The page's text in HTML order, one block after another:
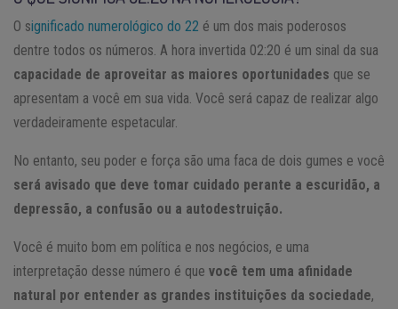
O significado numerológico do 22 é um dos mais poderosos
dentre todos os números. A hora invertida 02:20 é um sinal da sua
capacidade de aproveitar as maiores oportunidades que se
apresentam a você em sua vida. Você será capaz de realizar algo
verdadeiramente espetacular.
No entanto, seu poder e força são uma faca de dois gumes e você
será avisado que deve tomar cuidado perante a escuridão, a
depressão, a confusão ou a autodestruição.
Você é muito bom em política e nos negócios, e uma
interpretação desse número é que você tem uma afinidade
natural por entender as grandes instituições da sociedade,